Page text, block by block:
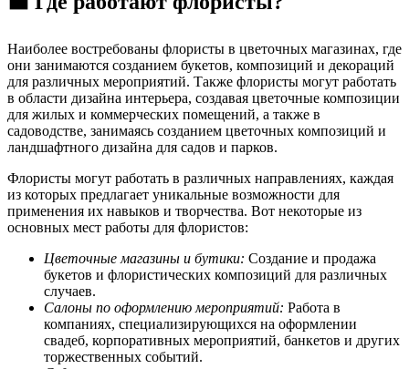
Наиболее востребованы флористы в цветочных магазинах, где
они занимаются созданием букетов, композиций и декораций
для различных мероприятий. Также флористы могут работать
в области дизайна интерьера, создавая цветочные композиции
для жилых и коммерческих помещений, а также в
садоводстве, занимаясь созданием цветочных композиций и
ландшафтного дизайна для садов и парков.
Флористы могут работать в различных направлениях, каждая
из которых предлагает уникальные возможности для
применения их навыков и творчества. Вот некоторые из
основных мест работы для флористов:
Цветочные магазины и бутики: Создание и продажа
букетов и флористических композиций для различных
случаев.
Салоны по оформлению мероприятий: Работа в
компаниях, специализирующихся на оформлении
свадеб, корпоративных мероприятий, банкетов и других
торжественных событий.